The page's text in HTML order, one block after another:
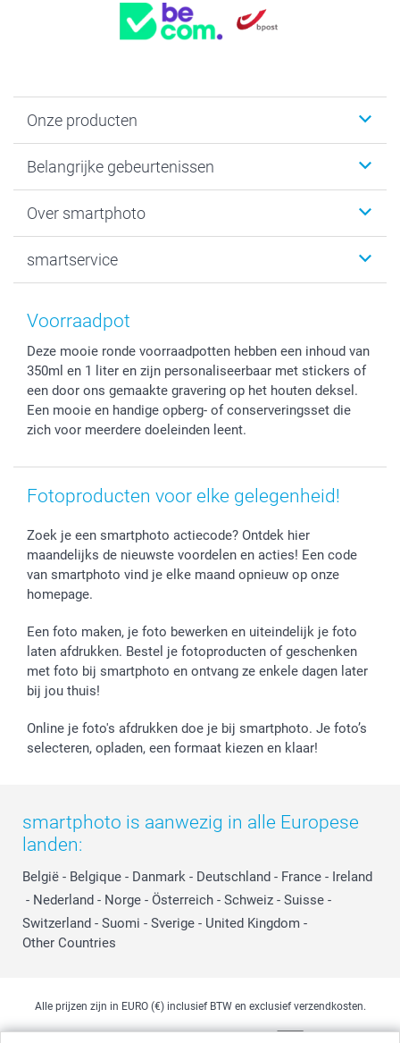
Onze producten
Fotogeschenken
Fotoprints, Fotoposter & Fotoalbum met fotoprints
MyNameBook
Stickers en Etiketten
Fotokaders, Decoratie en Snoepjes
Fotokalenders & Fotoagenda's
Belangrijke gebeurtenissen
Baby
Communie- en Lentefeest
Geschenken voor hem
Moederdag
Vaderdag
Verjaardag
Geboorte
Over smartphoto
Duurzaamheid
Voorwaarden
Herroepingsrecht
Klachtenregeling
Wettelijke garantie
Privacybeleid
Cookiebeleid
Investor Relations
smartservice
smartgarantie
Betalingsmogelijkheden
Grote bestellingen
Levering
Mijn orderstatus
Voorraadpot
Deze mooie ronde voorraadpotten hebben een inhoud van
350ml en 1 liter en zijn personaliseerbaar met stickers of
een door ons gemaakte gravering op het houten deksel.
Een mooie en handige opberg- of conserveringsset die
zich voor meerdere doeleinden leent.
Fotoproducten voor elke gelegenheid!
Zoek je een smartphoto actiecode? Ontdek hier
maandelijks de nieuwste voordelen en acties! Een code
van smartphoto vind je elke maand opnieuw op onze
homepage.
Een foto maken, je foto bewerken en uiteindelijk je foto
laten afdrukken. Bestel je fotoproducten of geschenken
met foto bij smartphoto en ontvang ze enkele dagen later
bij jou thuis!
Online je foto's afdrukken doe je bij smartphoto. Je foto’s
selecteren, opladen, een formaat kiezen en klaar!
smartphoto is aanwezig in alle Europese
landen:
België - Belgique - Danmark - Deutschland - France - Ireland
- Nederland - Norge - Österreich - Schweiz - Suisse -
Switzerland - Suomi - Sverige - United Kingdom -
Other Countries
Alle prijzen zijn in EURO (€) inclusief BTW en exclusief verzendkosten.